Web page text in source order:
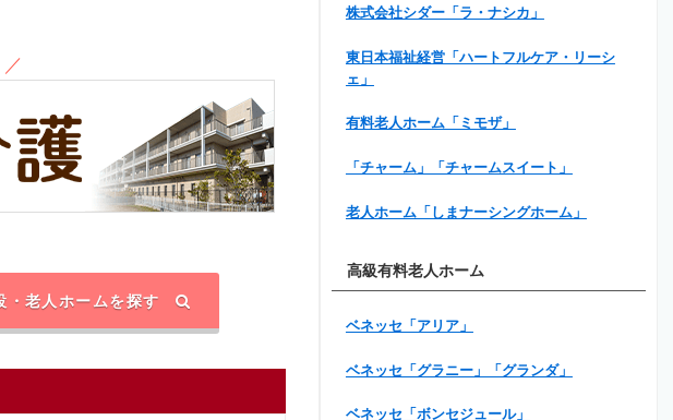
／
・老人ホームを探す
株式会社シダー「ラ・ナシカ」
東日本福祉経営「ハートフルケア・リーシ
ェ」
有料老人ホーム「ミモザ」
「チャーム」「チャームスイート」
老人ホーム「しまナーシングホーム」
高級有料老人ホーム
ベネッセ「アリア」
ベネッセ「グラニー」「グランダ」
ベネッセ「ボンセジュール」